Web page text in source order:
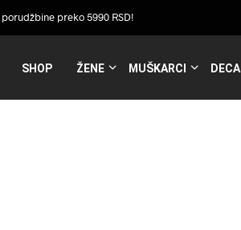
preko 5990 RSD!
SHOP ŽENE MUŠKARCI DECA